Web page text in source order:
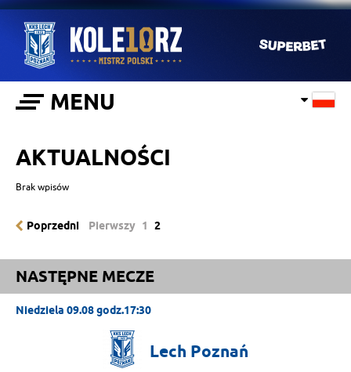
MENU
AKTUALNOŚCI
Brak wpisów
Poprzedni Pierwszy 1 2
NASTĘPNE MECZE
Niedziela 09.08 godz.17:30
Lech Poznań